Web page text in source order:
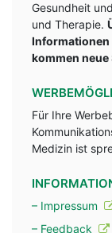
Gesundheit
und Therapie.
Informationen
kommen neue
Für Ihre
Medizin ist
– Impressum
– Feedback